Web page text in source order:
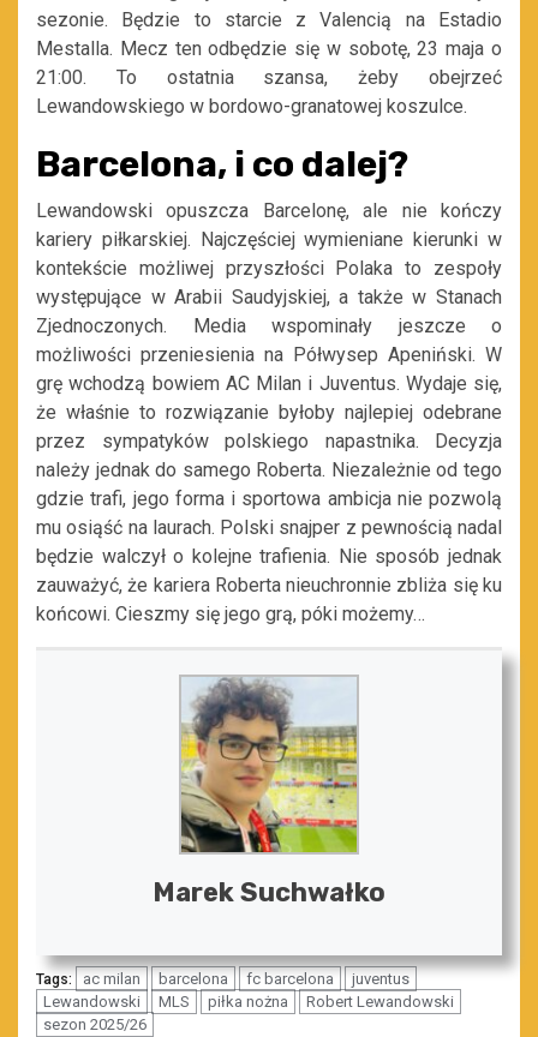
sezonie. Będzie to starcie z Valencią na Estadio
Mestalla. Mecz ten odbędzie się w sobotę, 23 maja o
21:00. To ostatnia szansa, żeby obejrzeć
Lewandowskiego w bordowo-granatowej koszulce.
Barcelona, i co dalej?
Lewandowski opuszcza Barcelonę, ale nie kończy
kariery piłkarskiej. Najczęściej wymieniane kierunki w
kontekście możliwej przyszłości Polaka to zespoły
występujące w Arabii Saudyjskiej, a także w Stanach
Zjednoczonych. Media wspominały jeszcze o
możliwości przeniesienia na Półwysep Apeniński. W
grę wchodzą bowiem AC Milan i Juventus. Wydaje się,
że właśnie to rozwiązanie byłoby najlepiej odebrane
przez sympatyków polskiego napastnika. Decyzja
należy jednak do samego Roberta. Niezależnie od tego
gdzie trafi, jego forma i sportowa ambicja nie pozwolą
mu osiąść na laurach. Polski snajper z pewnością nadal
będzie walczył o kolejne trafienia. Nie sposób jednak
zauważyć, że kariera Roberta nieuchronnie zbliża się ku
końcowi. Cieszmy się jego grą, póki możemy…
Marek Suchwałko
Tags: ac milan barcelona fc barcelona
juventus
Lewandowski
MLS piłka nożna
Robert Lewandowski
sezon 2025/26